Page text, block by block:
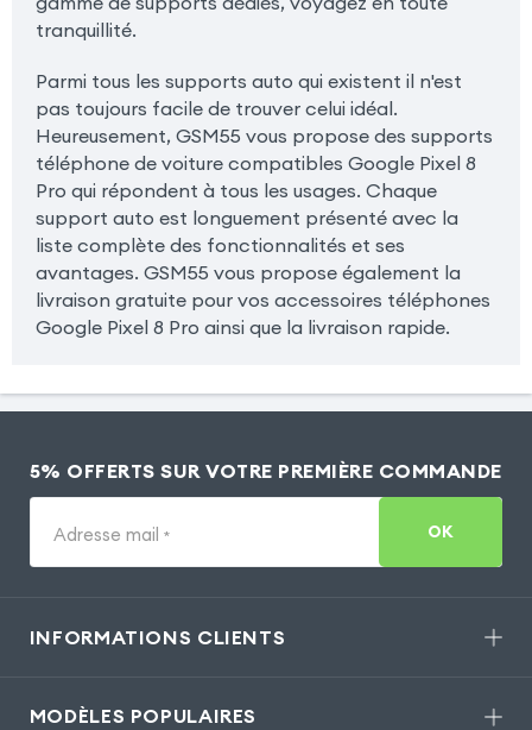
tranquillité.
Parmi tous les supports auto qui existent il n'est
pas toujours facile de trouver celui idéal.
Heureusement, GSM55 vous propose des supports
téléphone de voiture compatibles Google Pixel 8
Pro qui répondent à tous les usages. Chaque
support auto est longuement présenté avec la
liste complète des fonctionnalités et ses
avantages. GSM55 vous propose également la
livraison gratuite pour vos accessoires téléphones
Google Pixel 8 Pro ainsi que la livraison rapide.
5% OFFERTS SUR VOTRE PREMIÈRE COMMANDE
Adresse mail * OK
INFORMATIONS CLIENTS
MODÈLES POPULAIRES